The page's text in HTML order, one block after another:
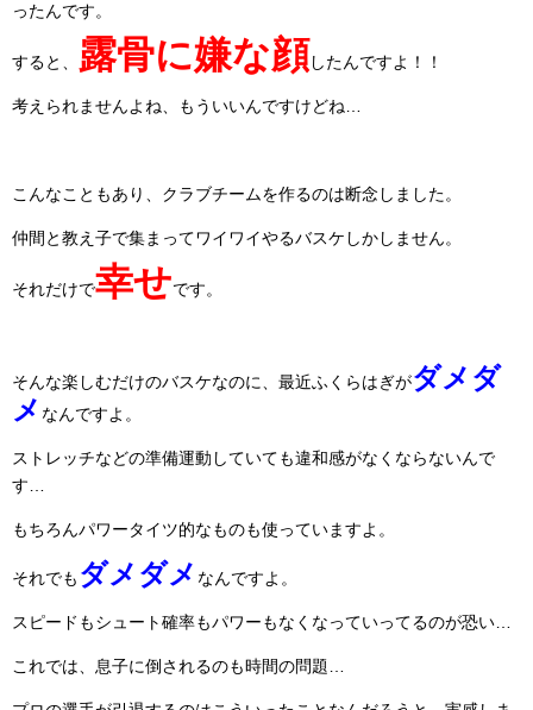
ったんです。
すると、 露骨に嫌な顔したんですよ！！
考えられませんよね、もういいんですけどね…
こんなこともあり、クラブチームを作るのは断念しました。
仲間と教え子で集まってワイワイやるバスケしかしません。
それだけで幸せです。
そんな楽しむだけのバスケなのに、最近ふくらはぎがダメダ
メ なんですよ。
ストレッチなどの準備運動していても違和感がなくならないんで
す…
もちろんパワータイツ的なものも使っていますよ。
それでも ダメダメ なんですよ。
スピードもシュート確率もパワーもなくなっていってるのが恐い…
これでは、息子に倒されるのも時間の問題…